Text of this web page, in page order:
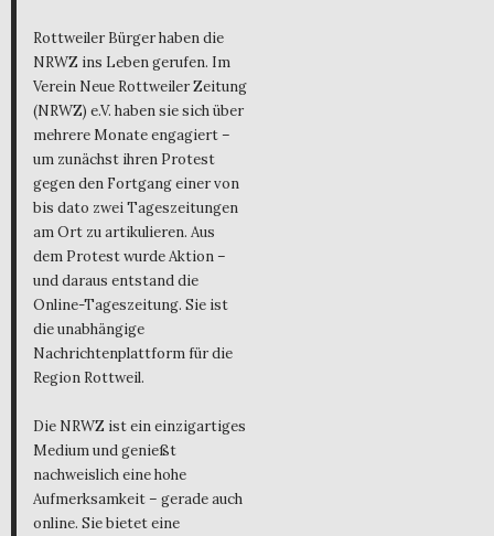
Rottweiler Bürger haben die
NRWZ ins Leben gerufen. Im
Verein Neue Rottweiler Zeitung
(NRWZ) e.V. haben sie sich über
mehrere Monate engagiert –
um zunächst ihren Protest
gegen den Fortgang einer von
bis dato zwei Tageszeitungen
am Ort zu artikulieren. Aus
dem Protest wurde Aktion –
und daraus entstand die
Online-Tageszeitung. Sie ist
die unabhängige
Nachrichtenplattform für die
Region Rottweil.
Die NRWZ ist ein einzigartiges
Medium und genießt
nachweislich eine hohe
Aufmerksamkeit – gerade auch
online. Sie bietet eine